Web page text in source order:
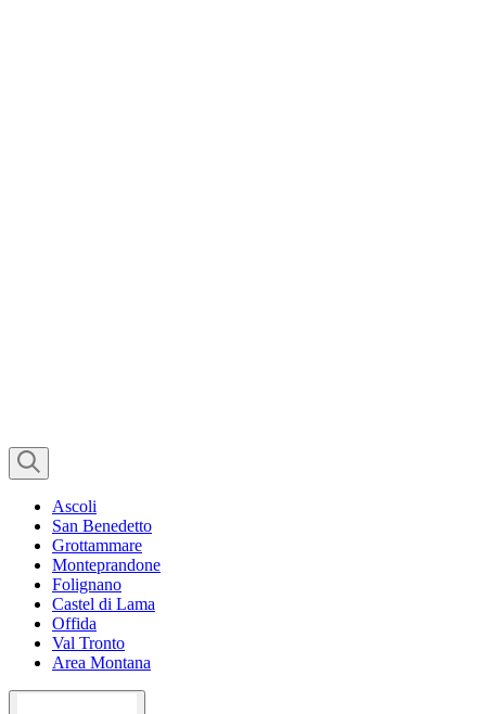
Ascoli
San Benedetto
Grottammare
Monteprandone
Folignano
Castel di Lama
Offida
Val Tronto
Area Montana